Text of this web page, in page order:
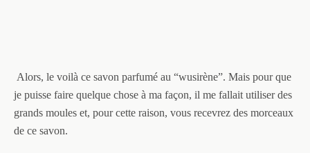
Alors, le voilà ce savon parfumé au “wusirène”. Mais pour que
je puisse faire quelque chose à ma façon, il me fallait utiliser des
grands moules et, pour cette raison, vous recevrez des morceaux
de ce savon.